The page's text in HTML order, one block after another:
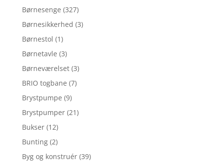
Børnesenge (327)
Børnesikkerhed (3)
Børnestol (1)
Børnetavle (3)
Børneværelset (3)
BRIO togbane (7)
Brystpumpe (9)
Brystpumper (21)
Bukser (12)
Bunting (2)
Byg og konstruér (39)